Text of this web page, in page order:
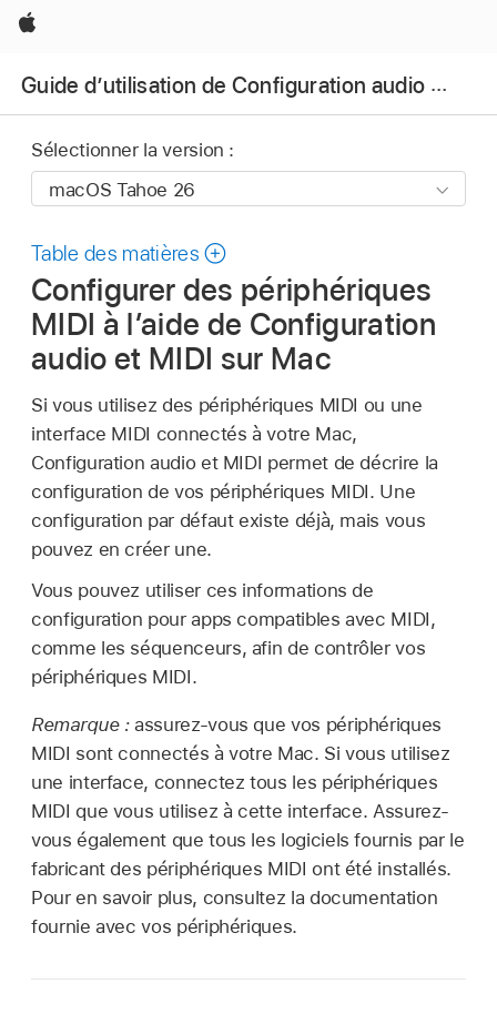
Apple
Guide d’utilisation de Configuration audio et MIDI
Sélectionner la version :
Table des matières
Configurer des périphériques
MIDI à l’aide de Configuration
audio et MIDI sur Mac
Si vous utilisez des périphériques MIDI ou une
interface MIDI connectés à votre Mac,
Configuration audio et MIDI permet de décrire la
configuration de vos périphériques MIDI. Une
configuration par défaut existe déjà, mais vous
pouvez en créer une.
Vous pouvez utiliser ces informations de
configuration pour apps compatibles avec MIDI,
comme les séquenceurs, afin de contrôler vos
périphériques MIDI.
Remarque :assurez-vous que vos périphériques
MIDI sont connectés à votre Mac. Si vous utilisez
une interface, connectez tous les périphériques
MIDI que vous utilisez à cette interface. Assurez-
vous également que tous les logiciels fournis par le
fabricant des périphériques MIDI ont été installés.
Pour en savoir plus, consultez la documentation
fournie avec vos périphériques.